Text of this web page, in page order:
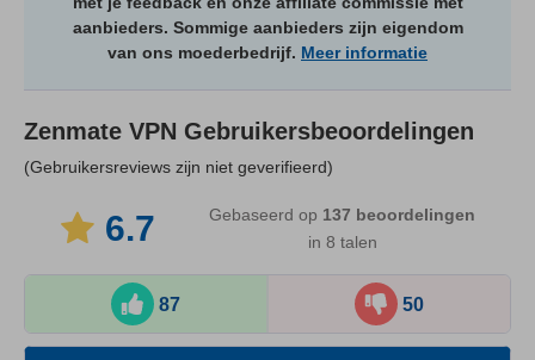
aanbieders. Sommige aanbieders zijn eigendom
van ons moederbedrijf. Meer informatie
Zenmate VPN Gebruikersbeoordelingen
(Gebruikersreviews zijn niet geverifieerd)
6.7 Gebaseerd op 137 beoordelingen
in 8 talen
87 50